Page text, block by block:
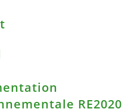
RE2020